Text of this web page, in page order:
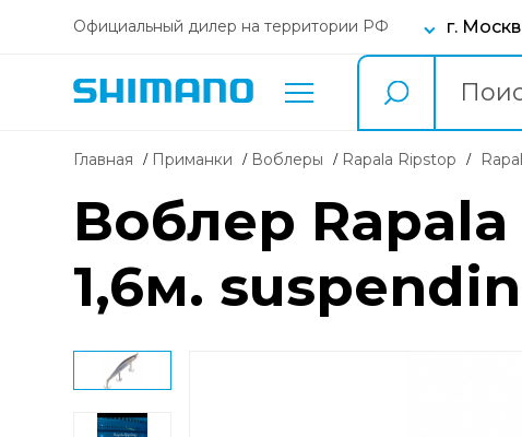
Официальный дилер на территории РФ г.
Главная Приманки воблеры Rapala Ripstop
Воблер Rapala
1,6м.